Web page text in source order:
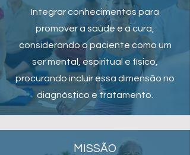
Integrar conhecimentos para
promover a saúde e a cura,
considerando o paciente como um
ser mental, espiritual e físico,
procurando incluir essa dimensão no
diagnóstico e tratamento.
MISSÃO